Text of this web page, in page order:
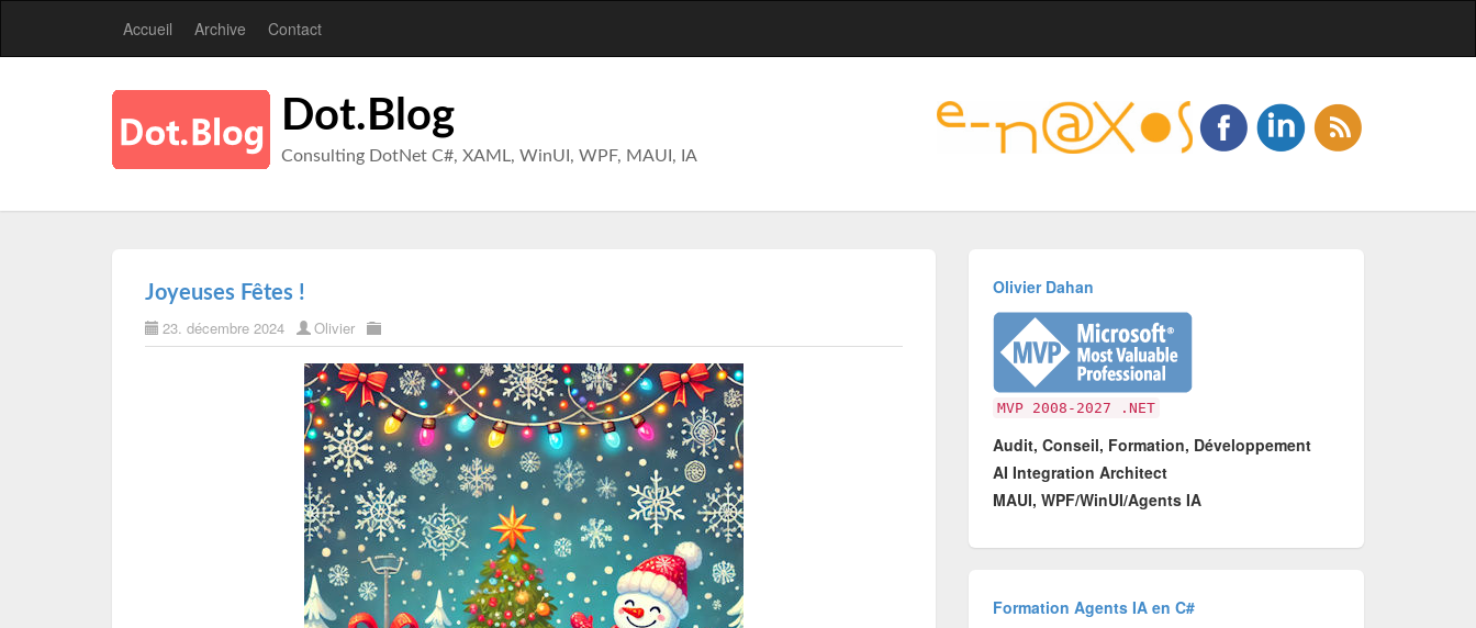
Accueil Archive Contact
Dot.Blog
Consulting DotNet C#, XAML, WinUI, WPF, MAUI, IA
Joyeuses Fêtes !
23. décembre 2024 Olivier
Olivier Dahan
MVP 2008-2027 .NET
Audit, Conseil, Formation, Développement
AI Integration Architect
MAUI, WPF/WinUI/Agents IA
Formation Agents IA en C#